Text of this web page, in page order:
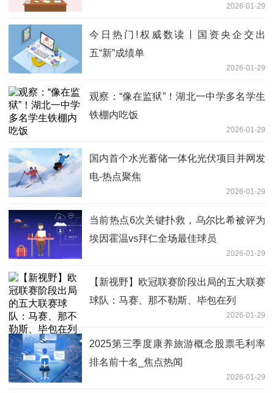
2026-01-29
今日热门!权威数读丨国资央企交出
五“新”成绩单
2026-01-29
观察：“像在监狱”！湖北一中学多名学生
铁棚内吃饭
2026-01-29
国内首个水光蓄储一体化光伏项目并网发
电-热点聚焦
2026-01-29
当前热点6次关键扑救，乌尔比希被评为
埃因霍温vs拜仁全场最佳球员
2026-01-29
【新视野】欧冠联赛阶段出局的五大联赛
球队：马赛、那不勒斯、毕包在列
2026-01-29
2025第三季度康养旅游概念股票毛利率
排名前十名_焦点热闻
2026-01-29